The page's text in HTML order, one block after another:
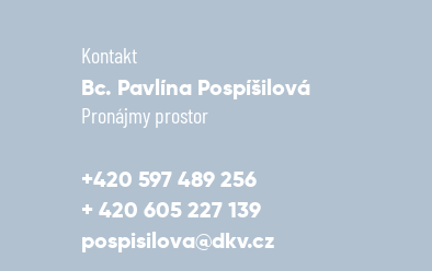
Kontakt
Bc. Pavlína Pospíšilová
Pronájmy prostor
+420 597 489 256
+ 420 605 227 139
pospisilova@dkv.cz